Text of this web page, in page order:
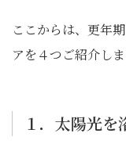
ここからは、更年
アを４つご紹介しま
１．太陽光を